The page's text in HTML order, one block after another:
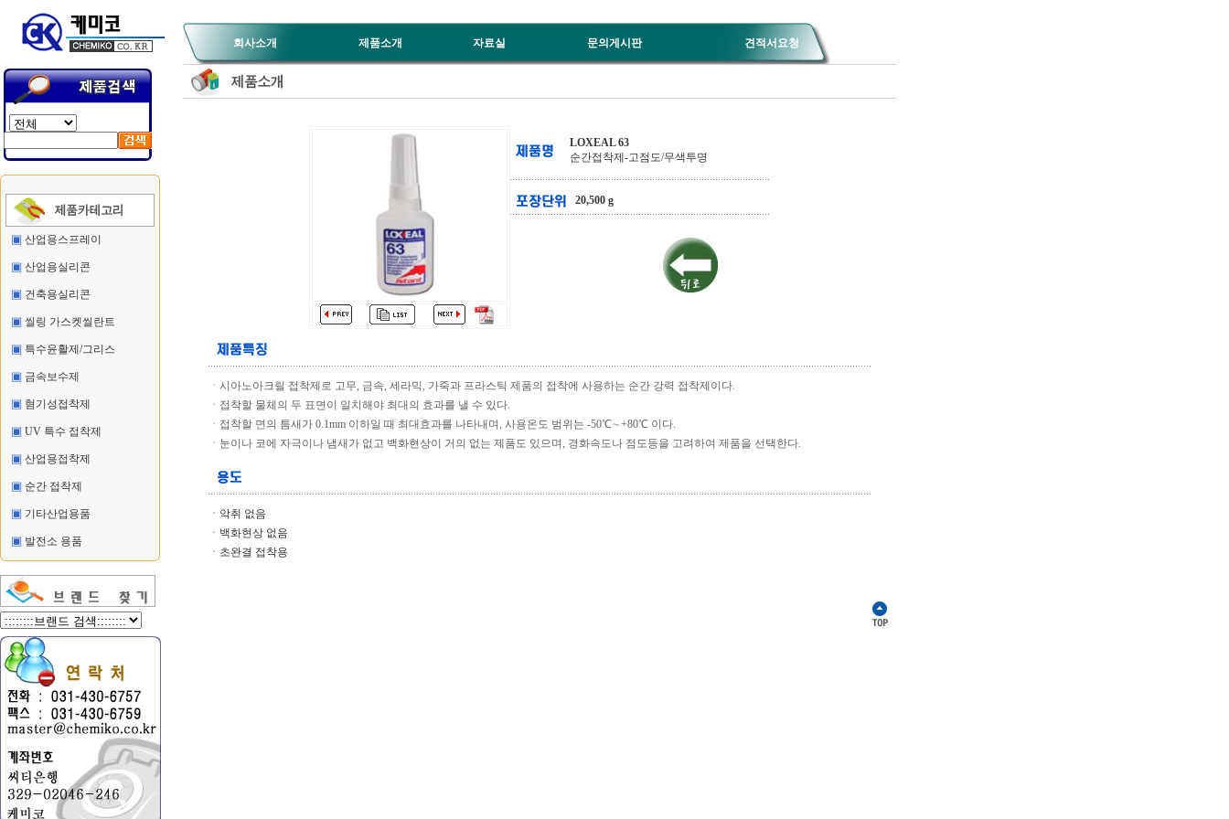
회사소개 제품소개 자료실 문의게시판 견적서요청
▣ 산업용스프레이
▣ 산업용실리콘
▣ 건축용실리콘
▣ 씰링 가스켓씰란트
▣ 특수윤활제/그리스
▣ 금속보수제
▣ 혐기성접착제
▣ UV 특수 접착제
▣ 산업용접착제
▣ 순간 접착제
▣ 기타산업용품
▣ 발전소 용품
LOXEAL 63
순간접착제-고점도/무색투명
20,500 g
ㆍ시아노아크릴 접착제로 고무, 금속, 세라믹, 가죽과 프라스틱 제품의 접착에 사용하는 순간 강력 접착제이다.
ㆍ접착할 물체의 두 표면이 일치해야 최대의 효과를 낼 수 있다.
ㆍ접착할 면의 틈새가 0.1mm 이하일 때 최대효과를 나타내며, 사용온도 범위는 -50℃∼+80℃ 이다.
ㆍ눈이나 코에 자극이나 냄새가 없고 백화현상이 거의 없는 제품도 있으며, 경화속도나 점도등을 고려하여 제품을 선택한다.
ㆍ악취 없음
ㆍ백화현상 없음
ㆍ초완결 접착용